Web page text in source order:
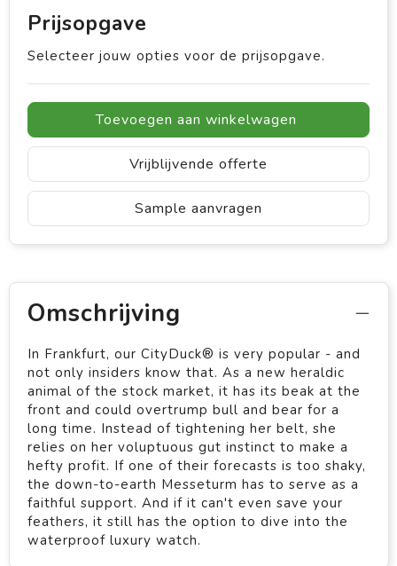
Prijsopgave
Selecteer jouw opties voor de prijsopgave.
Toevoegen aan winkelwagen
Vrijblijvende offerte
Sample aanvragen
Omschrijving
In Frankfurt, our CityDuck® is very popular - and
not only insiders know that. As a new heraldic
animal of the stock market, it has its beak at the
front and could overtrump bull and bear for a
long time. Instead of tightening her belt, she
relies on her voluptuous gut instinct to make a
hefty profit. If one of their forecasts is too shaky,
the down-to-earth Messeturm has to serve as a
faithful support. And if it can't even save your
feathers, it still has the option to dive into the
waterproof luxury watch.